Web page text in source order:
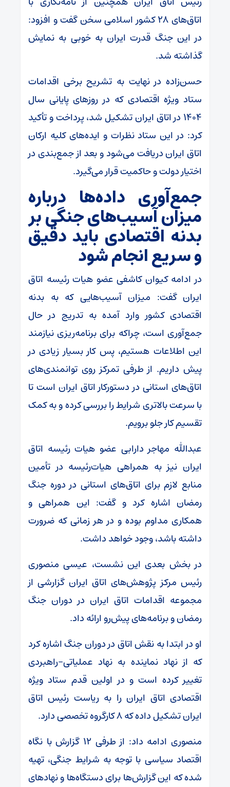
اتاق‌های ۲۸ کشور اسلامی سخن گفت و افزود:
در این جنگ قدرت ایران به خوبی به نمایش
گذاشته شد.
حسن‌زاده در نهایت به تشریح برخی اقدامات
ستاد ویژه اقتصادی که در روز‌های پایانی سال
۱۴۰۴ در اتاق ایران تشکیل شد، پرداخت و تأکید
کرد: در این ستاد نظرات و ایده‌های کلیه ارکان
اتاق ایران دریافت می‌شود و بعد از جمع‌بندی در
اختیار دولت و حاکمیت قرار می‌گیرد.
جمع‌آوری داده‌ها درباره
میزان آسیب‌های جنگی بر
بدنه اقتصادی باید دقیق
و سریع انجام شود
در ادامه کیوان کاشفی عضو هیات رئیسه اتاق
ایران گفت: میزان آسیب‌هایی که به بدنه
اقتصادی کشور وارد آمده به تدریج در حال
جمع‌آوری است، چراکه برای برنامه‌ریزی نیازمند
این اطلاعات هستیم، پس کار بسیار زیادی در
پیش داریم. از طرفی تمرکز روی توانمندی‌های
اتاق‌های استانی در دستورکار اتاق ایران است تا
با سرعت بالاتری شرایط را بررسی کرده و به کمک
تقسیم کار جلو برویم.
عبدالله مهاجر دارابی عضو هیات رئیسه اتاق
ایران نیز به همراهی هیات‌رئیسه در تأمین
منابع لازم برای اتاق‌های استانی در دوره جنگ
رمضان اشاره کرد و گفت: این همراهی و
همکاری مداوم بوده و در هر زمانی که ضرورت
داشته باشد، وجود خواهد داشت.
در بخش بعدی این نشست، عیسی منصوری
رئیس مرکز پژوهش‌های اتاق ایران گزارشی از
مجموعه اقدامات اتاق ایران در دوران جنگ
رمضان و برنامه‌های پیش‌رو ارائه داد.
او در ابتدا به نقش اتاق در دوران جنگ اشاره کرد
که از نهاد نماینده به نهاد عملیاتی-راهبردی
تغییر کرده است و در اولین قدم ستاد ویژه
اقتصادی اتاق ایران را به ریاست رئیس اتاق
ایران تشکیل داده که ۸ کارگروه تخصصی دارد.
منصوری ادامه داد: از طرفی ۱۲ گزارش با نگاه
اقتصاد سیاسی با توجه به شرایط جنگی، تهیه
شده که این گزارش‌ها برای دستگاه‌ها و نهاد‌های